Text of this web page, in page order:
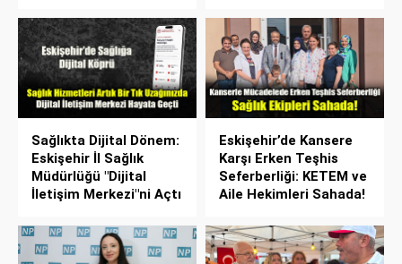
Sağlıkta Dijital Dönem:
Eskişehir İl Sağlık
Müdürlüğü "Dijital
İletişim Merkezi"ni Açtı
Eskişehir’de Kansere
Karşı Erken Teşhis
Seferberliği: KETEM ve
Aile Hekimleri Sahada!